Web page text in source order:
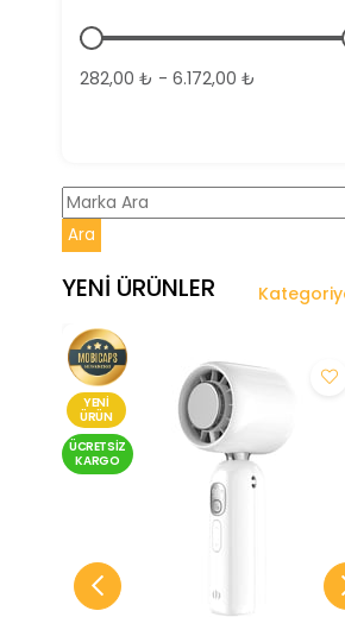
282,00 ₺ - 6.172,00 ₺
Ara
YENİ ÜRÜNLER
YENI
ÜRÜN
ÜCRETSIZ
KARGO